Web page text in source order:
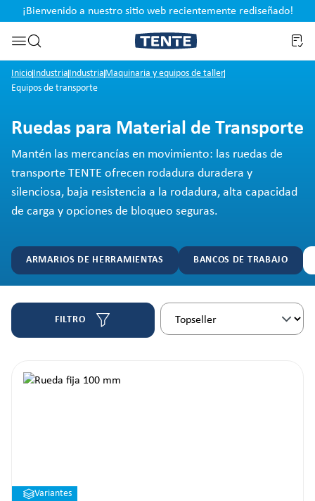
Saltar a la búsqueda
¡Bienvenido a nuestro sitio web recientemente rediseñado!
InicioIndustria Industria Maquinaria y equipos de taller
Equipos de transporte
Ruedas para Material de Transporte
Mantén las mercancías en movimiento: las ruedas de
transporte TENTE ofrecen rodadura duradera y
silenciosa, baja resistencia a la rodadura, alta capacidad
de carga y opciones de bloqueo seguras.
ARMARIOS DE HERRAMIENTAS BANCOS DE TRABAJO
FILTRO
Variantes